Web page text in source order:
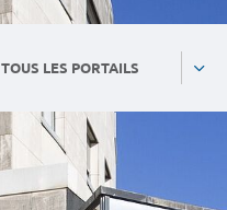
TOUS LES PORTAILS